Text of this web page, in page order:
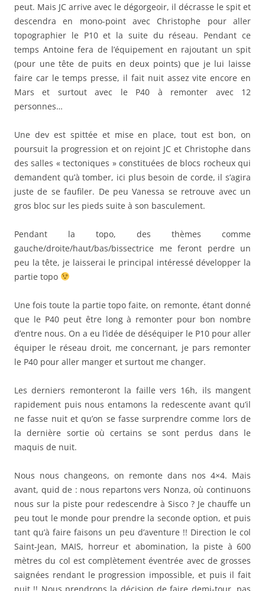
peut. Mais JC arrive avec le dégorgeoir, il décrasse le spit et
descendra en mono-point avec Christophe pour aller
topographier le P10 et la suite du réseau. Pendant ce
temps Antoine fera de l’équipement en rajoutant un spit
(pour une tête de puits en deux points) que je lui laisse
faire car le temps presse, il fait nuit assez vite encore en
Mars et surtout avec le P40 à remonter avec 12
personnes…
Une dev est spittée et mise en place, tout est bon, on
poursuit la progression et on rejoint JC et Christophe dans
des salles « tectoniques » constituées de blocs rocheux qui
demandent qu’à tomber, ici plus besoin de corde, il s’agira
juste de se faufiler. De peu Vanessa se retrouve avec un
gros bloc sur les pieds suite à son basculement.
Pendant la topo, des thèmes comme
gauche/droite/haut/bas/bissectrice me feront perdre un
peu la tête, je laisserai le principal intéressé développer la
partie topo
Une fois toute la partie topo faite, on remonte, étant donné
que le P40 peut être long à remonter pour bon nombre
d’entre nous. On a eu l’idée de déséquiper le P10 pour aller
équiper le réseau droit, me concernant, je pars remonter
le P40 pour aller manger et surtout me changer.
Les derniers remonteront la faille vers 16h, ils mangent
rapidement puis nous entamons la redescente avant qu’il
ne fasse nuit et qu’on se fasse surprendre comme lors de
la dernière sortie où certains se sont perdus dans le
maquis de nuit.
Nous nous changeons, on remonte dans nos 4×4. Mais
avant, quid de : nous repartons vers Nonza, où continuons
nous sur la piste pour redescendre à Sisco ? Je chauffe un
peu tout le monde pour prendre la seconde option, et puis
tant qu’à faire faisons un peu d’aventure !! Direction le col
Saint-Jean, MAIS, horreur et abomination, la piste à 600
mètres du col est complètement éventrée avec de grosses
saignées rendant le progression impossible, et puis il fait